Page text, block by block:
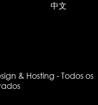
中文
& Hosting - Todos os